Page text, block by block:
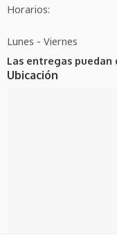
Horarios:
Lunes - Viernes
Las entregas puedan
Ubicación